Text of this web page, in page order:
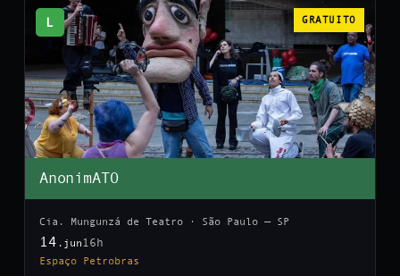
L GRATUITO
AnonimATO
Cia. Mungunzá de Teatro · São Paulo — SP
14 .jun 16h
Espaço Petrobras